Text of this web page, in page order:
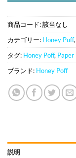
商品コード:該当なし
カテゴリー: Honey Puff,
タグ: Honey Poff, Paper
ブランド: Honey Poff
説明